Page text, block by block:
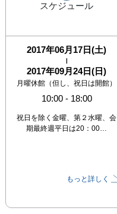
スケジュール
2017年06月17日(土)
|
2017年09月24日(日)
月曜休館（但し、祝日は開館）
10:00- 18:00
祝日を除く金曜、第２水曜、会
期最終週平日は20：00…
もっと詳しく